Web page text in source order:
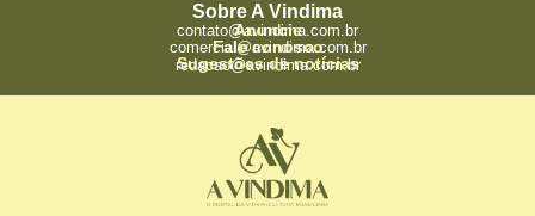
Sobre A Vindima
Anuncie
contato@avindima.com.br
Fale conosco
comercial@avindima.com.br
Sugestões de notícias
redacao@avindima.com.br